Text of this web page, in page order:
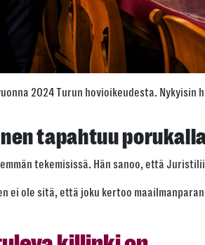
2024 Turun hovioikeudesta.
tapahtuu
tekemisissä. Hän sanoo, että
ole sitä, että joku kertoo